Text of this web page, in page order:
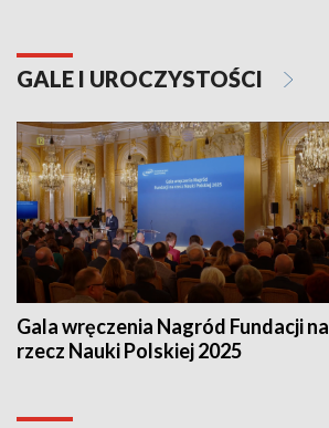
GALE I UROCZYSTOŚCI
Gala wręczenia Nagród Fundacji na
rzecz Nauki Polskiej 2025